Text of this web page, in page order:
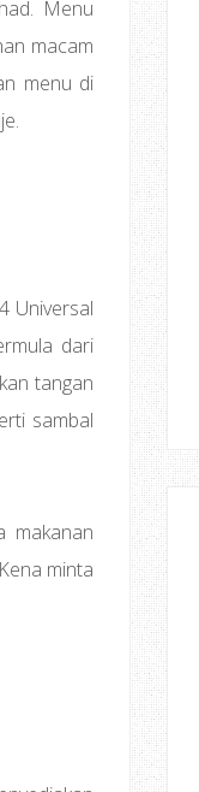
Menu
macam
menu di
Universal
dari
tangan
sambal
makanan
minta